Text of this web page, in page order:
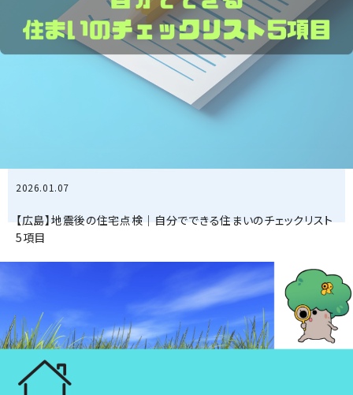
2026.01.07
【広島】地震後の住宅点検｜自分でできる住まいのチェックリスト
5項目